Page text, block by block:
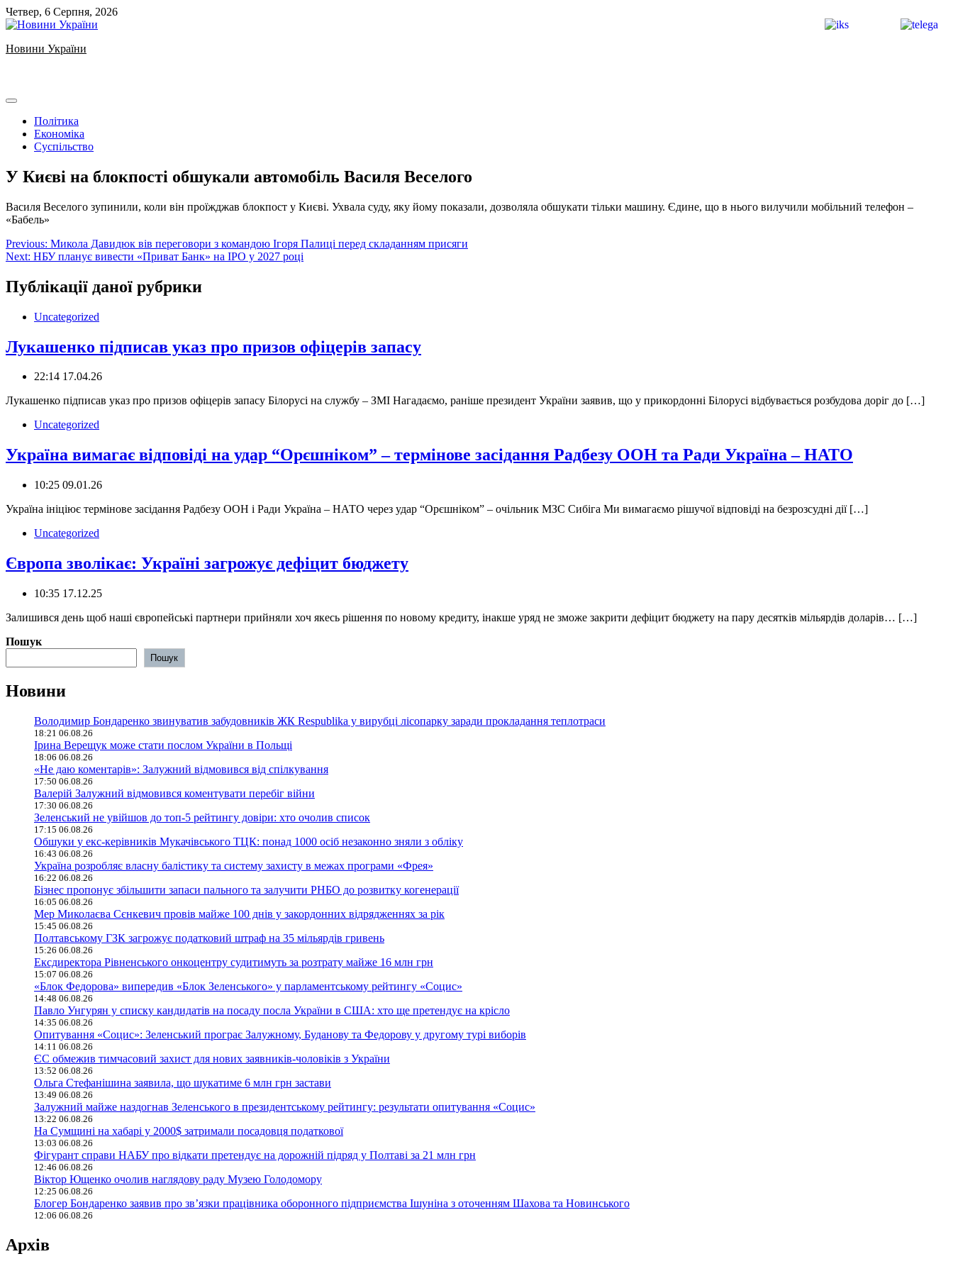
Skip
to
Четвер, 6 Серпня, 2026
Новини України
Політика
Економіка
Суспільство
У Києві на блокпості обшукали автомобіль Василя Веселого
️Василя Веселого зупинили, коли він проїжджав блокпост у Києві. Ухвала суду, яку йому показали, дозволяла обшукати тільки машину. Єдине, що в нього вилучили мобільний телефон –
«Бабель»
Навігація
записів
Previous: Микола Давидюк вів переговори з командою Ігоря Палиці перед складанням присяги
Next: НБУ планує вивести «Приват Банк» на IPO у 2027 році
Публікації даної рубрики
Uncategorized
Лукашенко підписав указ про призов офіцерів запасу
22:14 17.04.26
Лукашенко підписав указ про призов офіцерів запасу Білорусі на службу – ЗМІ Нагадаємо, раніше президент України заявив, що у прикордонні Білорусі відбувається розбудова доріг до […]
Uncategorized
Україна вимагає відповіді на удар “Орєшніком” – термінове засідання Радбезу ООН та Ради Україна – НАТО
10:25 09.01.26
Україна ініціює термінове засідання Радбезу ООН і Ради Україна – НАТО через удар “Орєшніком” – очільник МЗС Сибіга Ми вимагаємо рішучої відповіді на безрозсудні дії […]
Uncategorized
Європа зволікає: Україні загрожує дефіцит бюджету
10:35 17.12.25
Залишився день щоб наші європейські партнери прийняли хоч якесь рішення по новому кредиту, інакше уряд не зможе закрити дефіцит бюджету на пару десятків мільярдів доларів… […]
Пошук
Пошук
Новини
Володимир Бондаренко звинуватив забудовників ЖК Respublika у вирубці лісопарку заради прокладання теплотраси
18:21 06.08.26
Ірина Верещук може стати послом України в Польщі
18:06 06.08.26
«Не даю коментарів»: Залужний відмовився від спілкування
17:50 06.08.26
Валерій Залужний відмовився коментувати перебіг війни
17:30 06.08.26
Зеленський не увійшов до топ-5 рейтингу довіри: хто очолив список
17:15 06.08.26
Обшуки у екс-керівників Мукачівського ТЦК: понад 1000 осіб незаконно зняли з обліку
16:43 06.08.26
Україна розробляє власну балістику та систему захисту в межах програми «Фрея»
16:22 06.08.26
Бізнес пропонує збільшити запаси пального та залучити РНБО до розвитку когенерації
16:05 06.08.26
Мер Миколаєва Сєнкевич провів майже 100 днів у закордонних відрядженнях за рік
15:45 06.08.26
Полтавському ГЗК загрожує податковий штраф на 35 мільярдів гривень
15:26 06.08.26
Ексдиректора Рівненського онкоцентру судитимуть за розтрату майже 16 млн грн
15:07 06.08.26
«Блок Федорова» випередив «Блок Зеленського» у парламентському рейтингу «Социс»
14:48 06.08.26
Павло Унгурян у списку кандидатів на посаду посла України в США: хто ще претендує на крісло
14:35 06.08.26
Опитування «Социс»: Зеленський програє Залужному, Буданову та Федорову у другому турі виборів
14:11 06.08.26
ЄС обмежив тимчасовий захист для нових заявників-чоловіків з України
13:52 06.08.26
Ольга Стефанішина заявила, що шукатиме 6 млн грн застави
13:49 06.08.26
Залужний майже наздогнав Зеленського в президентському рейтингу: результати опитування «Социс»
13:22 06.08.26
На Сумщині на хабарі у 2000$ затримали посадовця податкової
13:03 06.08.26
Фігурант справи НАБУ про відкати претендує на дорожній підряд у Полтаві за 21 млн грн
12:46 06.08.26
Віктор Ющенко очолив наглядову раду Музею Голодомору
12:25 06.08.26
Блогер Бондаренко заявив про зв’язки працівника оборонного підприємства Ішуніна з оточенням Шахова та Новинського
12:06 06.08.26
Архів